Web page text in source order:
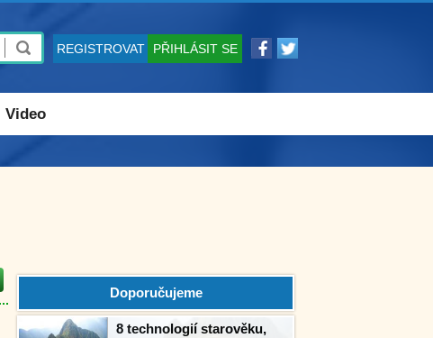
REGISTROVAT PŘIHLÁSIT SE
Video
Doporučujeme
8 technologií starověku,